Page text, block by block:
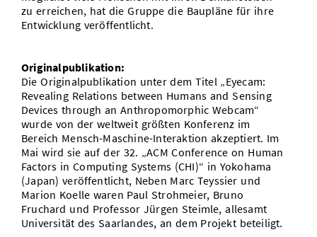
zu erreichen, hat die Gruppe die Baupläne für ihre
Entwicklung veröffentlicht.
Originalpublikation:
Die Originalpublikation unter dem Titel „Eyecam:
Revealing Relations between Humans and Sensing
Devices through an Anthropomorphic Webcam“
wurde von der weltweit größten Konferenz im
Bereich Mensch-Maschine-Interaktion akzeptiert. Im
Mai wird sie auf der 32. „ACM Conference on Human
Factors in Computing Systems (CHI)“ in Yokohama
(Japan) veröffentlicht, Neben Marc Teyssier und
Marion Koelle waren Paul Strohmeier, Bruno
Fruchard und Professor Jürgen Steimle, allesamt
Universität des Saarlandes, an dem Projekt beteiligt.